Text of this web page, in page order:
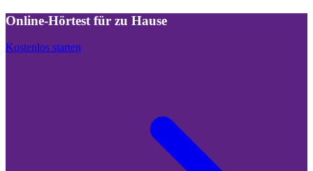
Online-Hörtest für zu Hause
Kostenlos starten